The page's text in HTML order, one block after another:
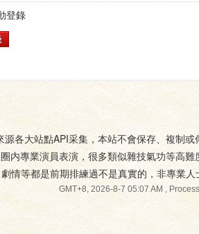
登錄
源各大站點API采集，本站不會保存、複制
内專業演員表演，很多類似雜技氣功等高
情等都是前期排練過不是真實的，非專業
GMT+8, 2026-8-7 05:07 AM,